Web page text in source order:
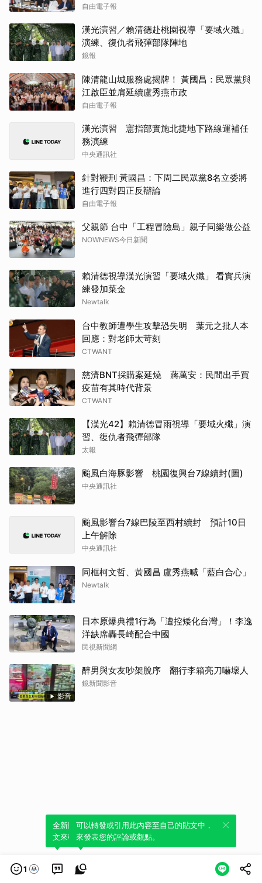
自由電子報
漢光演習／賴清德赴桃園視導「要域火殲」
演練、復仇者飛彈部隊陣地
鏡報
陳清龍山城服務處揭牌！ 黃國昌：民眾黨與
江啟臣並肩延續盧秀燕市政
自由電子報
漢光演習 憲指部實施北捷地下路線運補任
務演練
中央通訊社
針對鞭刑 黃國昌：下周二民眾黨8名立委將
進行四對四正反辯論
自由電子報
父親節 台中「工程冒險島」親子同樂做公益
NOWNEWS今日新聞
賴清德視導漢光演習「要域火殲」 看實兵演
練發加菜金
Newtalk
台中教師遭學生攻擊恐失明 葉元之批人本
回應：對老師太苛刻
CTWANT
慈濟BNT採購案延燒 蔣萬安：民間出手買
疫苗有其時代背景
CTWANT
【漢光42】賴清德冒雨視導「要域火殲」演
習、復仇者飛彈部隊
太報
颱風白海豚影響 桃園復興台7線續封(圖)
中央通訊社
颱風影響台7線巴陵至西村續封 預計10日
上午解除
中央通訊社
同框柯文哲、黃國昌 盧秀燕喊「藍白合心」
Newtalk
日本原爆典禮1行為「遭控矮化台灣」！李逸
洋缺席轟長崎配合中國
民視新聞網
影音
醉男與女友吵架脫序 翻行李箱亮刀嚇壞人
鏡新聞影音
1
全新體驗！一鍵引用此內容，透過發布貼
文來輕鬆表達個人立場。
可以轉發或引用此內容至自己的貼文中，
來發表您的評論或觀點。